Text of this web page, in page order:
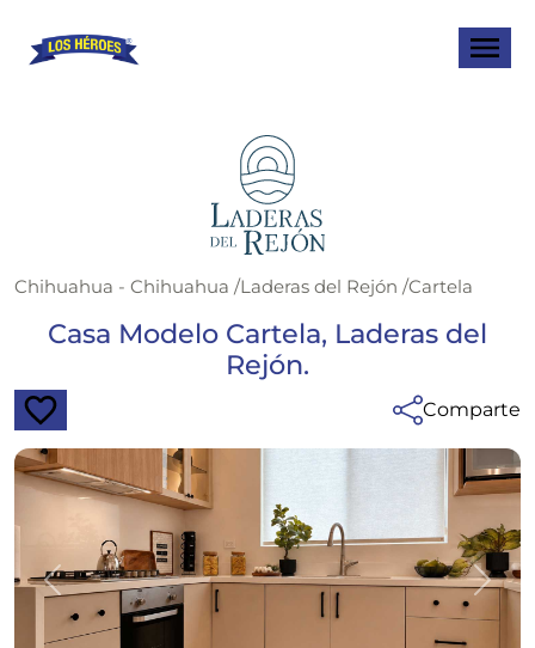
Chihuahua - Chihuahua /Laderas del Rejón /Cartela
Casa Modelo Cartela, Laderas del
Rejón.
Comparte
Anterior